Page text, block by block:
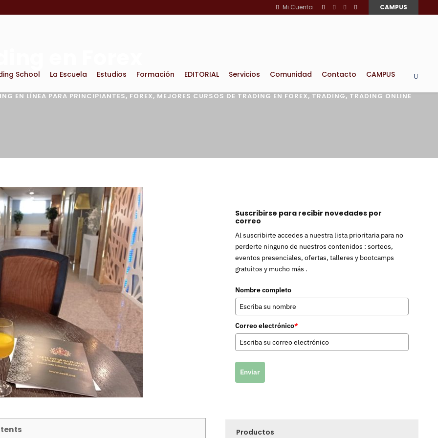
Mi Cuenta CAMPUS
School La Escuela Estudios Formación EDITORIAL Servicios Comunidad Contacto CAMPUS
EN LÍNEA PARA PRINCIPIANTES, FOREX, MEJORES CURSOS DE TRADING EN FOREX, TRADING, TRADING ONLINE
Suscribirse para recibir novedades por
correo
Al suscribirte accedes a nuestra lista prioritaria para no
perderte ninguno de nuestros contenidos : sorteos,
eventos presenciales, ofertas, talleres y bootcamps
gratuitos y mucho más .
Nombre completo
Correo electrónico*
Enviar
Productos